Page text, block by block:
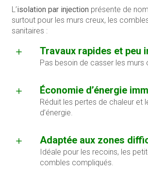
L’isolation par injection présente de
surtout pour les murs creux, les
sanitaires :
Travaux rapides et peu
Pas besoin de casser les murs
Économie d’énergie
Réduit les pertes de chaleur et
d’énergie.
Adaptée aux zones
Idéale pour les recoins, les
combles compliqués.